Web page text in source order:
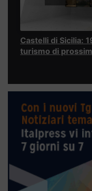
Castelli di Sicilia:
turismo di